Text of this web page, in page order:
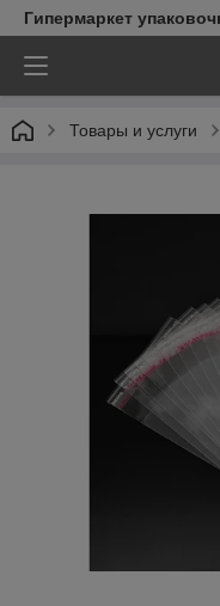
Гипермаркет
Товары и услуги